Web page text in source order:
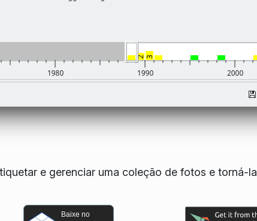
e gerenciar uma coleção de fotos e torná-la
Baixe no